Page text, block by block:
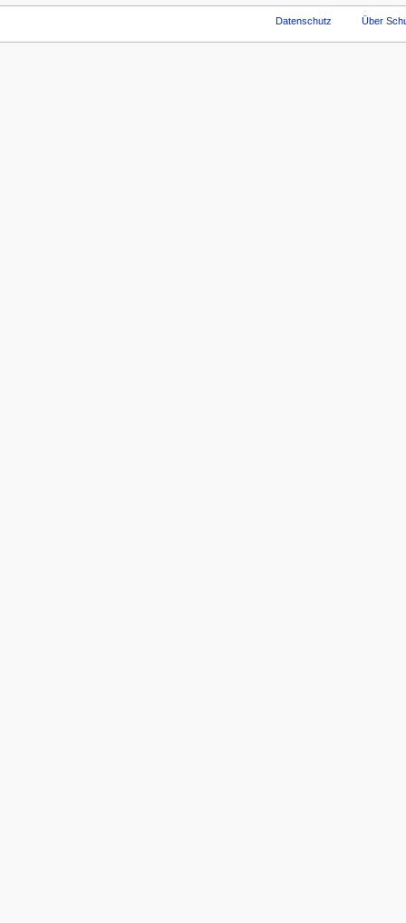
Datenschutz Über